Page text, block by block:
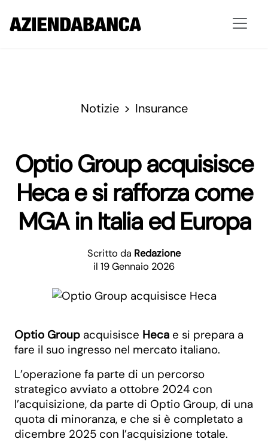
Notizie Insurance
Optio Group acquisisce
Heca e si rafforza come
MGA in Italia ed Europa
Scritto da Redazione
il 19 Gennaio 2026
Optio Group acquisisce Heca e si prepara a
fare il suo ingresso nel mercato italiano.
L’operazione fa parte di un percorso
strategico avviato a ottobre 2024 con
l’acquisizione, da parte di Optio Group, di una
quota di minoranza, e che si è completato a
dicembre 2025 con l’acquisizione totale.